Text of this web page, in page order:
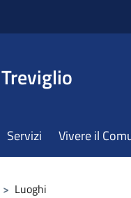
Servizi Vivere il
> Luoghi